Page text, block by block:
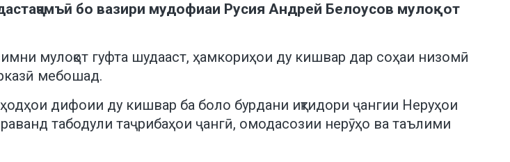
бо вазири мудофиаи Русия Андрей Белоусов мулоқот
мулоқот гуфта шудааст, ҳамкориҳои ду кишвар дар соҳаи низомӣ
мебошад.
дифоии ду кишвар ба боло бурдани иқтидори ҷангии Неруҳои
табодули таҷрибаҳои ҷангӣ, омодасозии нерӯҳо ва таълими